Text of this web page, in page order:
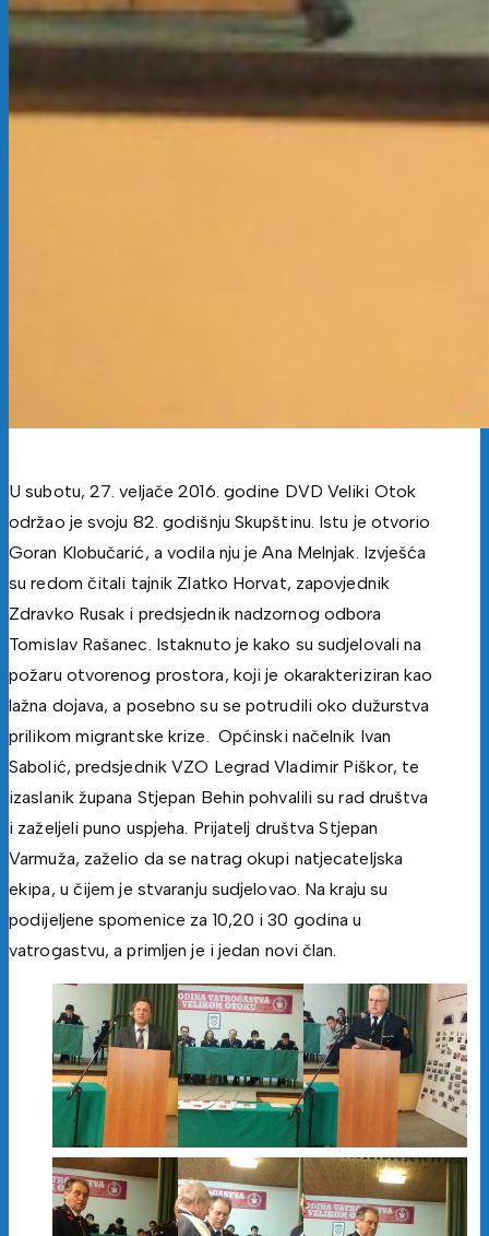
U subotu, 27. veljače 2016. godine DVD Veliki Otok
održao je svoju 82. godišnju Skupštinu. Istu je otvorio
Goran Klobučarić, a vodila nju je Ana Melnjak. Izvješća
su redom čitali tajnik Zlatko Horvat, zapovjednik
Zdravko Rusak i predsjednik nadzornog odbora
Tomislav Rašanec. Istaknuto je kako su sudjelovali na
požaru otvorenog prostora, koji je okarakteriziran kao
lažna dojava, a posebno su se potrudili oko dužurstva
prilikom migrantske krize. Općinski načelnik Ivan
Sabolić, predsjednik VZO Legrad Vladimir Piškor, te
izaslanik župana Stjepan Behin pohvalili su rad društva
i zaželjeli puno uspjeha. Prijatelj društva Stjepan
Varmuža, zaželio da se natrag okupi natjecateljska
ekipa, u čijem je stvaranju sudjelovao. Na kraju su
podijeljene spomenice za 10,20 i 30 godina u
vatrogastvu, a primljen je i jedan novi član.